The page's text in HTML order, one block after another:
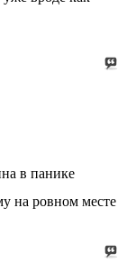
в панике
на ровном месте